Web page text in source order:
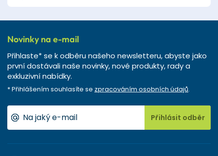
Novinky na e-mail
Přihlaste* se k odběru našeho newsletteru, abyste jako
první dostávali naše novinky, nové produkty, rady a
exkluzivní nabídky.
* Přihlášením souhlasíte se zpracováním osobních údajů.
Přihlásit odběr